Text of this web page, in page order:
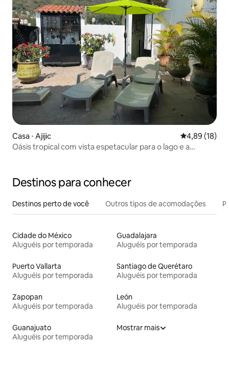
Casa ⋅ Ajijic 4,89 de uma
4,89 (18)
Oásis tropical com vista espetacular para o lago e a
Destinos para conhecer
Destinos perto de você Outros tipos de acomodações
Cidade do México
Aluguéis por temporada
Guadalajara
Aluguéis por temporada
Puerto Vallarta
Aluguéis por temporada
Santiago de Querétaro
Aluguéis por temporada
Zapopan
Aluguéis por temporada
León
Aluguéis por temporada
Guanajuato
Aluguéis por temporada
Mostrar mais